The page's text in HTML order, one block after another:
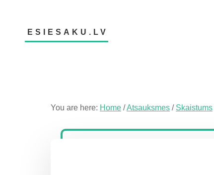
ESIESAKU.LV
You are here: Home /Atsauksmes / Skaistums